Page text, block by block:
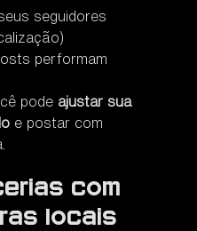
seguidores
performam
pode ajustar sua
e postar com
com
locais